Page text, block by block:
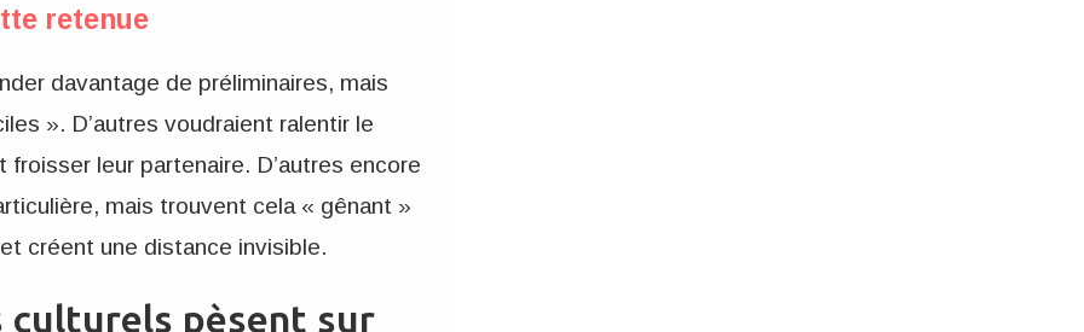
retenue
davantage de préliminaires, mais
». D’autres voudraient ralentir le
leur partenaire. D’autres encore
mais trouvent cela « gênant »
créent une distance invisible.
culturels pèsent sur